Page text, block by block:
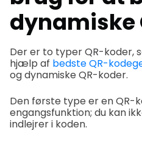
dynamiske
Der er to typer QR-koder,
hjælp af bedste QR-
og dynamiske QR-koder.
Den første type er en QR-
engangsfunktion; du kan
indlejrer i koden.